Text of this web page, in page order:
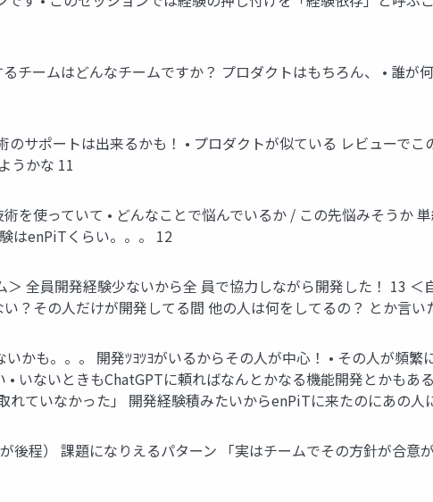
チームはどんなチームですか？ プロダクトはもちろん、 • 誰が
サポートは出来るかも！ • プロダクトが似ている レビューでこ
うかな 11
を使っていて • どんなことで悩んでいるか / この先悩みそうか
はenPiTくらい。。。 12
全員開発経験少ないから全 員で協力しながら開発した！ 13 ＜
？その人だけが開発してる間 他の人は何をしてるの？ とか言い
かも。。。 開発ﾂﾖﾂﾖがいるからその人が中心！ • その人が頻
いないときもChatGPTに頼ればなんとかなる機能開発とかもあ
れていなかった」 開発経験積みたいからenPiTに来たのにあの人
後程） 課題になりえるパターン 「実はチームでその方針が合意